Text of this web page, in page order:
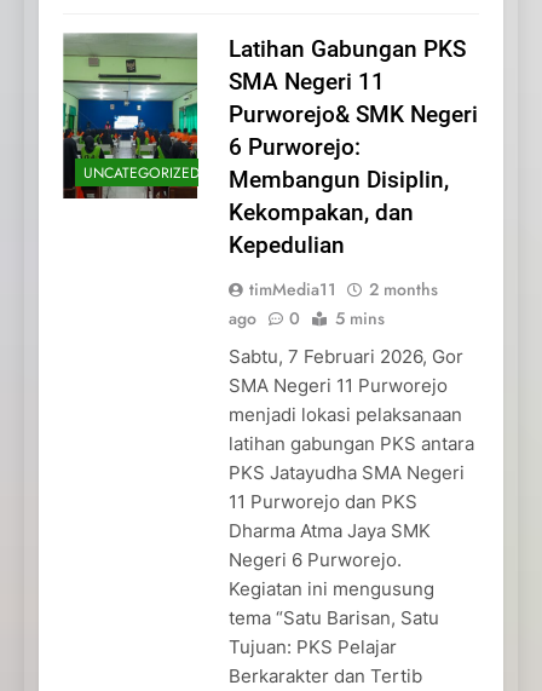
UNCATEGORIZED
Latihan Gabungan PKS
SMA Negeri 11
Purworejo& SMK Negeri
6 Purworejo:
Membangun Disiplin,
Kekompakan, dan
Kepedulian
timMedia11
2 months
ago
0 5 mins
Sabtu, 7 Februari 2026, Gor
SMA Negeri 11 Purworejo
menjadi lokasi pelaksanaan
latihan gabungan PKS antara
PKS Jatayudha SMA Negeri
11 Purworejo dan PKS
Dharma Atma Jaya SMK
Negeri 6 Purworejo.
Kegiatan ini mengusung
tema “Satu Barisan, Satu
Tujuan: PKS Pelajar
Berkarakter dan Tertib